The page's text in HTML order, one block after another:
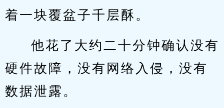
着一块覆盆子千层酥。
他花了大约二十分钟确认没有
硬件故障，没有网络入侵，没有
数据泄露。